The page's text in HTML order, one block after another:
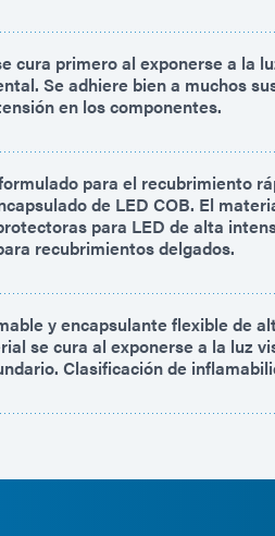
cura primero al exponerse a la
Se adhiere bien a muchos
en los componentes.
para el recubrimiento
de LED COB. El
para LED de alta
recubrimientos delgados.
y encapsulante flexible de
se cura al exponerse a la luz
Clasificación de